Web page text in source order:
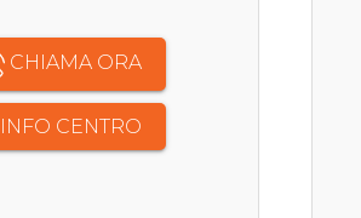
CHIAMA ORA
INFO CENTRO